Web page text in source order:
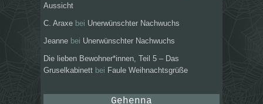
Aussicht
C. Araxe bei Unerwünschter Nachwuchs
Jeanne bei Unerwünschter Nachwuchs
Die lieben Bewohner*innen, Teil 5 – Das
Gruselkabinett bei Faule Weihnachtsgrüße
Gehenna